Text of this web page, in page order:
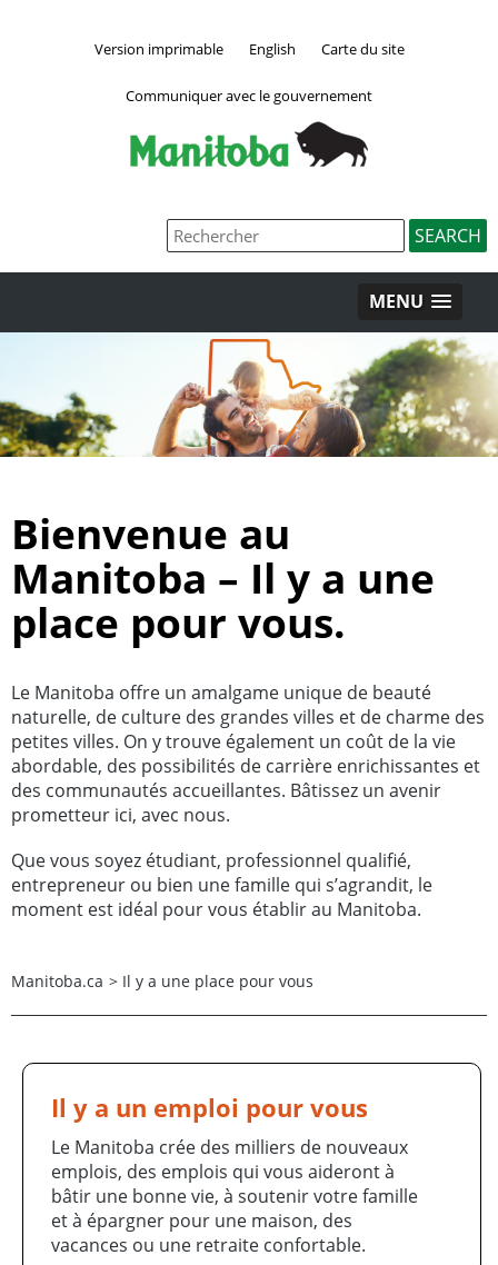
Version imprimable English Carte du site
Communiquer avec le gouvernement
MENU
Bienvenue au
Manitoba – Il y a une
place pour vous.
Le Manitoba offre un amalgame unique de beauté
naturelle, de culture des grandes villes et de charme des
petites villes. On y trouve également un coût de la vie
abordable, des possibilités de carrière enrichissantes et
des communautés accueillantes. Bâtissez un avenir
prometteur ici, avec nous.
Que vous soyez étudiant, professionnel qualifié,
entrepreneur ou bien une famille qui s’agrandit, le
moment est idéal pour vous établir au Manitoba.
Manitoba.ca > Il y a une place pour vous
Il y a un emploi pour vous
Le Manitoba crée des milliers de nouveaux
emplois, des emplois qui vous aideront à
bâtir une bonne vie, à soutenir votre famille
et à épargner pour une maison, des
vacances ou une retraite confortable.